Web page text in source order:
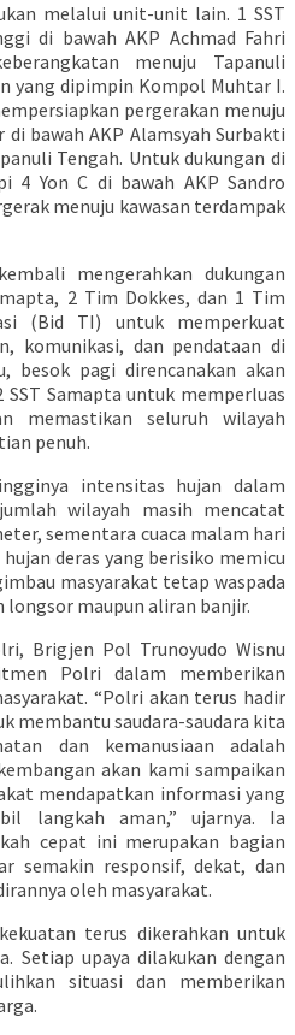
melalui unit-unit lain. 1 SST
di bawah AKP Achmad Fahri
menuju Tapanuli
yang dipimpin Kompol Muhtar I.
pergerakan menuju
di bawah AKP Alamsyah Surbakti
Tengah. Untuk dukungan di
4 Yon C di bawah AKP Sandro
menuju kawasan terdampak
mengerahkan dukungan
2 Tim Dokkes, dan 1 Tim
(Bid TI) untuk memperkuat
komunikasi, dan pendataan di
besok pagi direncanakan akan
Samapta untuk memperluas
memastikan seluruh wilayah
penuh.
intensitas hujan dalam
wilayah masih mencatat
sementara cuaca malam hari
deras yang berisiko memicu
masyarakat tetap waspada
longsor maupun aliran banjir.
Brigjen Pol Trunoyudo Wisnu
Polri dalam memberikan
“Polri akan terus hadir
membantu saudara-saudara kita
dan kemanusiaan adalah
akan kami sampaikan
mendapatkan informasi yang
langkah aman,” ujarnya. Ia
cepat ini merupakan bagian
semakin responsif, dekat, dan
oleh masyarakat.
terus dikerahkan untuk
Setiap upaya dilakukan dengan
situasi dan memberikan